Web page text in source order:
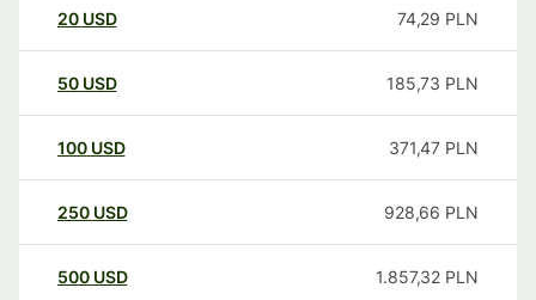
20 USD 74,29 PLN
50 USD 185,73 PLN
100 USD 371,47 PLN
250 USD 928,66 PLN
500 USD 1.857,32 PLN